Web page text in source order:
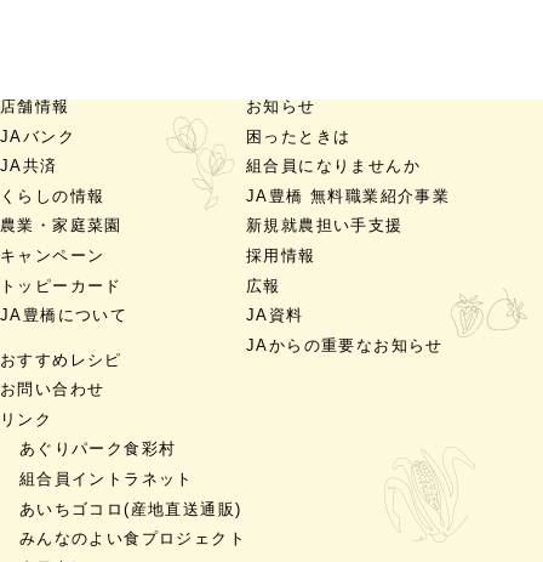
店舗情報
JAバンク
JA共済
くらしの情報
農業・家庭菜園
キャンペーン
トッピーカード
JA豊橋について
お知らせ
困ったときは
組合員になりませんか
JA豊橋 無料職業紹介事業
新規就農担い手支援
採用情報
広報
JA資料
JAからの重要なお知らせ
おすすめレシピ
お問い合わせ
リンク
あぐりパーク食彩村
組合員イントラネット
あいちゴコロ(産地直送通販)
みんなのよい食プロジェクト